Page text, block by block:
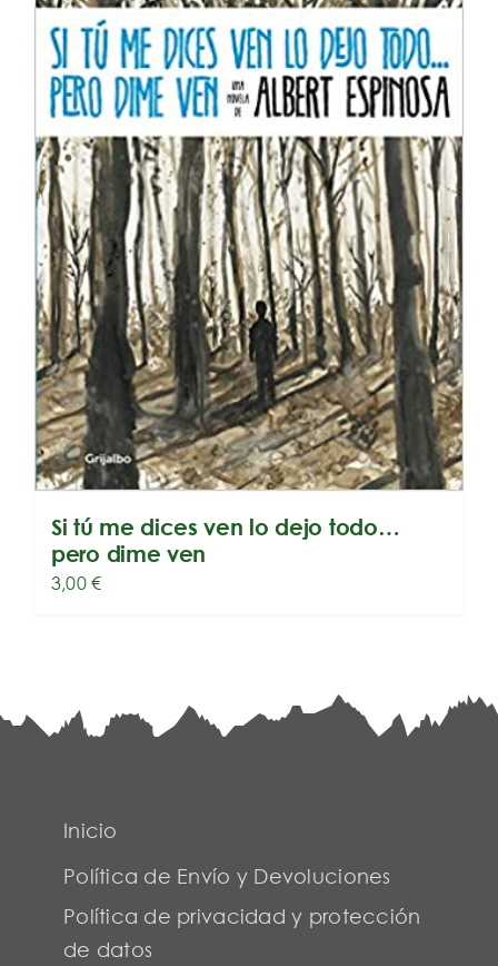
Si tú me dices ven lo dejo todo…
pero dime ven
3,00€
Inicio
Política de Envío y Devoluciones
Política de privacidad y protección
de datos